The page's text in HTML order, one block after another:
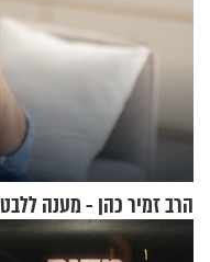
הרב זמיר כהן - מענה